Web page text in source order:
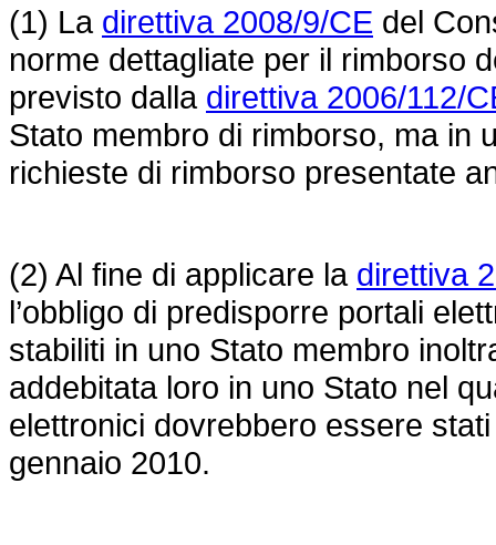
(1) La direttiva 2008/9/CE del
norme dettagliate per il rimborso
previsto dalla direttiva 2006/112/
Stato membro di rimborso, ma in
richieste di rimborso presentate
(2) Al fine di applicare la direttiva
l’obbligo di predisporre portali
stabiliti in uno Stato membro
addebitata loro in uno Stato nel
elettronici dovrebbero essere
gennaio 2010.